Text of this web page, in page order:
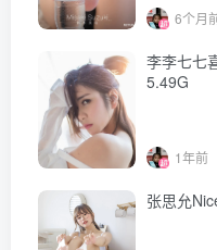
[6.20更1]
080.[XiuRen秀人网]
[80+1P785M]
[6.11更1]
079.[XiuRen秀人网]
[78+1P800M]
6个月
李李七七
5.49G
1年前
张思允